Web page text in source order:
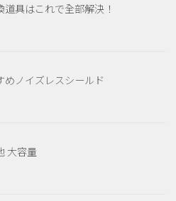
具はこれで全部解決！
めノイズレスシールド
大容量